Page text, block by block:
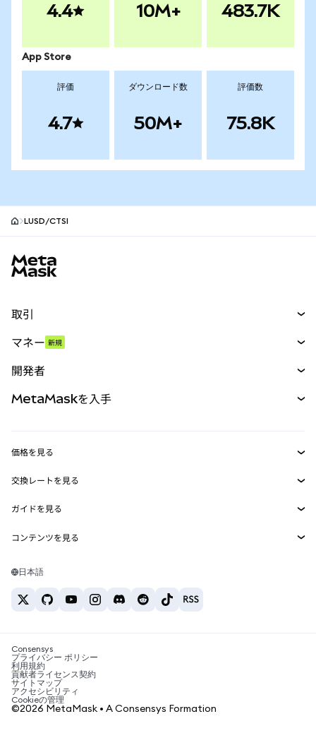
4.4 10M+ 483.7K
App Store
評価
4.7
ダウンロード数
50M+
評価数
75.8K
LUSD/CTSI
取引
パーペチュアル
RWA
マネー 新規
開発者
MetaMask Connect
Snaps
Web3サービス
MetaMaskを入手
セキュリティ
サポート
キャリア
お問い合わせ
価格を見る
イーサリアムの価格
Solanaの価格
Tetherの価格
交換レートを見る
ETH→USD
USDT→INR
BTC→INR
ETH→USDT
ガイドを見る
ETHの購入
USDTの購入
SHIBの購入
BNBの購入
コンテンツを見る
Solanaウォレット
税制関連ニュース
暗号資産の購入方法は？
ビットコインを売るには？
日本語
Consensys
プライバシー ポリシー
利用規約
貢献者ライセンス契約
サイトマップ
アクセシビリティ
Cookieの管理
©2026 MetaMask • A Consensys Formation